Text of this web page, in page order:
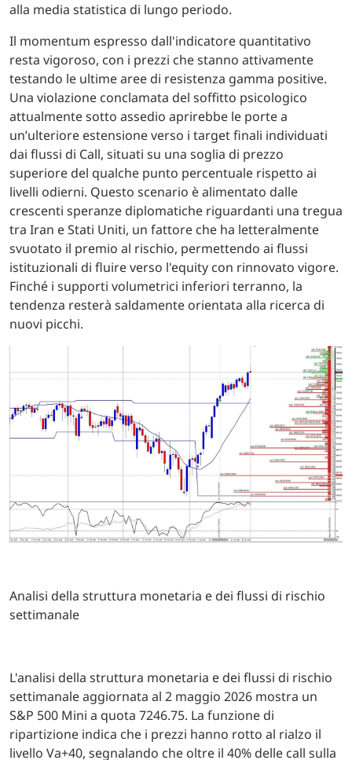
alla media statistica di lungo periodo.
Il momentum espresso dall'indicatore quantitativo
resta vigoroso, con i prezzi che stanno attivamente
testando le ultime aree di resistenza gamma positive.
Una violazione conclamata del soffitto psicologico
attualmente sotto assedio aprirebbe le porte a
un’ulteriore estensione verso i target finali individuati
dai flussi di Call, situati su una soglia di prezzo
superiore del qualche punto percentuale rispetto ai
livelli odierni. Questo scenario è alimentato dalle
crescenti speranze diplomatiche riguardanti una tregua
tra Iran e Stati Uniti, un fattore che ha letteralmente
svuotato il premio al rischio, permettendo ai flussi
istituzionali di fluire verso l'equity con rinnovato vigore.
Finché i supporti volumetrici inferiori terranno, la
tendenza resterà saldamente orientata alla ricerca di
nuovi picchi.
Analisi della struttura monetaria e dei flussi di rischio
settimanale
L'analisi della struttura monetaria e dei flussi di rischio
settimanale aggiornata al 2 maggio 2026 mostra un
S&P 500 Mini a quota 7246.75. La funzione di
ripartizione indica che i prezzi hanno rotto al rialzo il
livello Va+40, segnalando che oltre il 40% delle call sulla